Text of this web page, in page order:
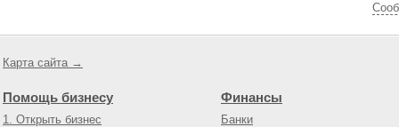
Карта сайта →
Помощь бизнесу
1. Открыть бизнес
Финансы
Банки